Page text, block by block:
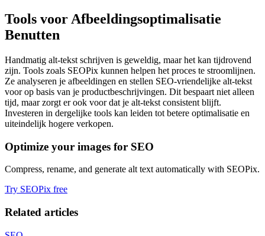
Tools voor Afbeeldingsoptimalisatie
Benutten
Handmatig alt-tekst schrijven is geweldig, maar het kan tijdrovend
zijn. Tools zoals SEOPix kunnen helpen het proces te stroomlijnen.
Ze analyseren je afbeeldingen en stellen SEO-vriendelijke alt-tekst
voor op basis van je productbeschrijvingen. Dit bespaart niet alleen
tijd, maar zorgt er ook voor dat je alt-tekst consistent blijft.
Investeren in dergelijke tools kan leiden tot betere optimalisatie en
uiteindelijk hogere verkopen.
Optimize your images for SEO
Compress, rename, and generate alt text automatically with SEOPix.
Try SEOPix free
Related articles